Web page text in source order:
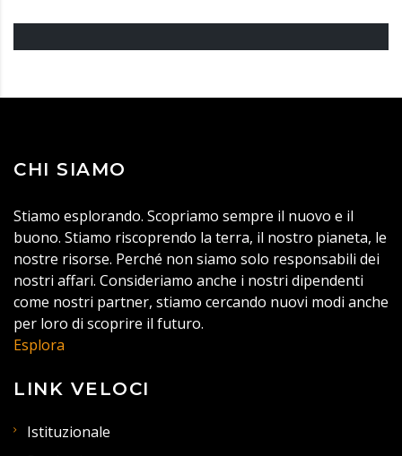
CHI SIAMO
Stiamo esplorando. Scopriamo sempre il nuovo e il
buono. Stiamo riscoprendo la terra, il nostro pianeta, le
nostre risorse. Perché non siamo solo responsabili dei
nostri affari. Consideriamo anche i nostri dipendenti
come nostri partner, stiamo cercando nuovi modi anche
per loro di scoprire il futuro.
Esplora
LINK VELOCI
Istituzionale